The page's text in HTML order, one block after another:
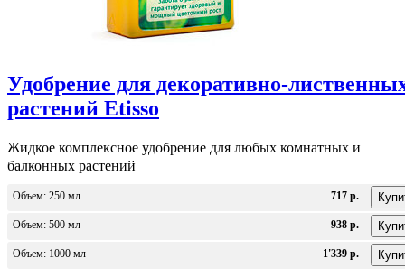
Удобрение для декоративно-
растений Etisso
Жидкое комплексное удобрение для любых комнатных и
балконных растений
Объем: 250 мл 717 р.
Объем: 500 мл 938 р.
Объем: 1000 мл 1'339 р.